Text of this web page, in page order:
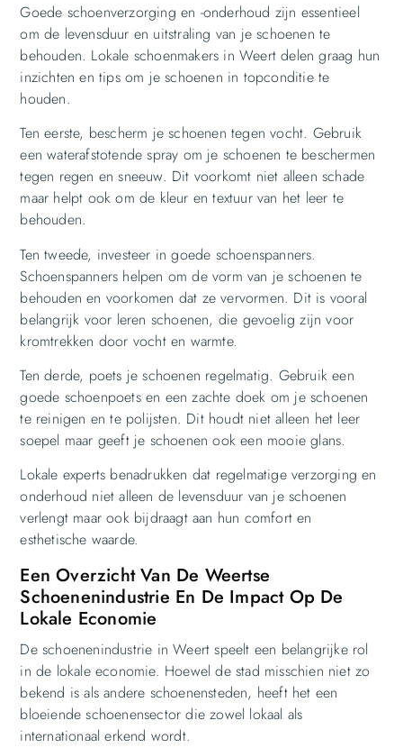
Goede schoenverzorging en -onderhoud zijn essentieel
om de levensduur en uitstraling van je schoenen te
behouden. Lokale schoenmakers in Weert delen graag hun
inzichten en tips om je schoenen in topconditie te
houden.
Ten eerste, bescherm je schoenen tegen vocht. Gebruik
een waterafstotende spray om je schoenen te beschermen
tegen regen en sneeuw. Dit voorkomt niet alleen schade
maar helpt ook om de kleur en textuur van het leer te
behouden.
Ten tweede, investeer in goede schoenspanners.
Schoenspanners helpen om de vorm van je schoenen te
behouden en voorkomen dat ze vervormen. Dit is vooral
belangrijk voor leren schoenen, die gevoelig zijn voor
kromtrekken door vocht en warmte.
Ten derde, poets je schoenen regelmatig. Gebruik een
goede schoenpoets en een zachte doek om je schoenen
te reinigen en te polijsten. Dit houdt niet alleen het leer
soepel maar geeft je schoenen ook een mooie glans.
Lokale experts benadrukken dat regelmatige verzorging en
onderhoud niet alleen de levensduur van je schoenen
verlengt maar ook bijdraagt aan hun comfort en
esthetische waarde.
Een Overzicht Van De Weertse
Schoenenindustrie En De Impact Op De
Lokale Economie
De schoenenindustrie in Weert speelt een belangrijke rol
in de lokale economie. Hoewel de stad misschien niet zo
bekend is als andere schoenensteden, heeft het een
bloeiende schoenensector die zowel lokaal als
internationaal erkend wordt.